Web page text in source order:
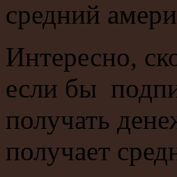
средний
Интересно,
если бы
получать
получает